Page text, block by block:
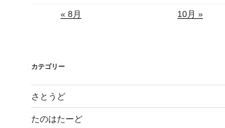
« 8月 10月 »
カテゴリー
さとうど
たのはたーど